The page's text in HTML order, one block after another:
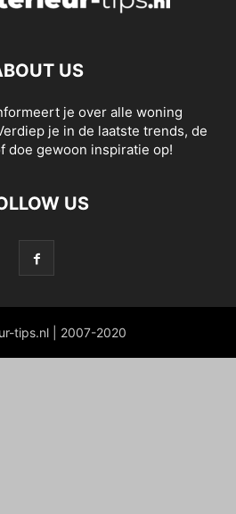
US
je over alle woning
je in de laatste trends, de
doe gewoon inspiratie op!
US
tips.nl | 2007-2020